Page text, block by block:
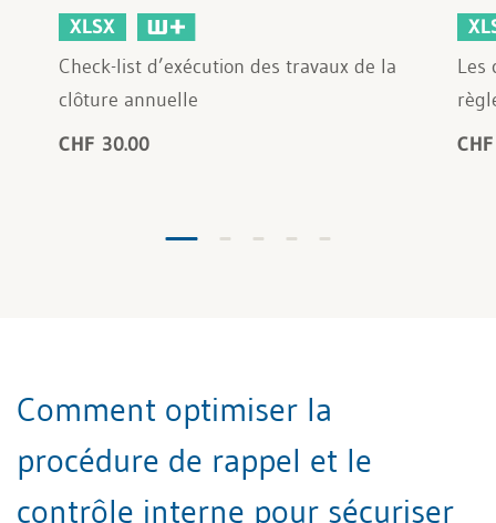
XLSX
Check-list d’exécution des travaux de la
clôture annuelle
CHF 30.00
Les
Comment optimiser la
procédure de rappel et le
contrôle interne pour sécuriser